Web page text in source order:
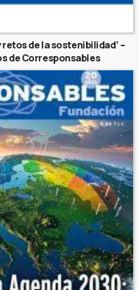
de la sostenibilidad’ –
de Corresponsables